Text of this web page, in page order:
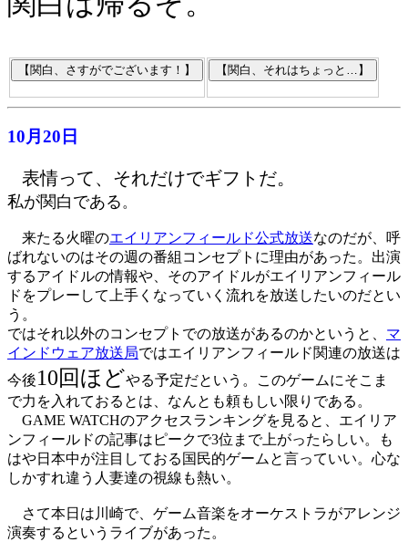
10月20日
表情って、それだけでギフトだ。
私が関白である 。
来たる火曜のエイリアンフィールド公式放送なのだが、呼
ばれないのはその週の番組コンセプトに理由があった。出演
するアイドルの情報や、そのアイドルがエイリアンフィール
ドをプレーして上手くなっていく流れを放送したいのだとい
う。
ではそれ以外のコンセプトでの放送があるのかというと、 マ
インドウェア放送局ではエイリアンフィールド関連の放送は
今後10回ほどやる予定だという。このゲームにそこま
で力を入れておるとは、なんとも頼もしい限りである。
GAME WATCHのアクセスランキングを見ると、エイリア
ンフィールドの記事はピークで3位まで上がったらしい。も
はや日本中が注目しておる国民的ゲームと言っていい。心な
しかすれ違う人妻達の視線も熱い。
さて本日は川崎で、ゲーム音楽をオーケストラがアレンジ
演奏するというライブがあった。